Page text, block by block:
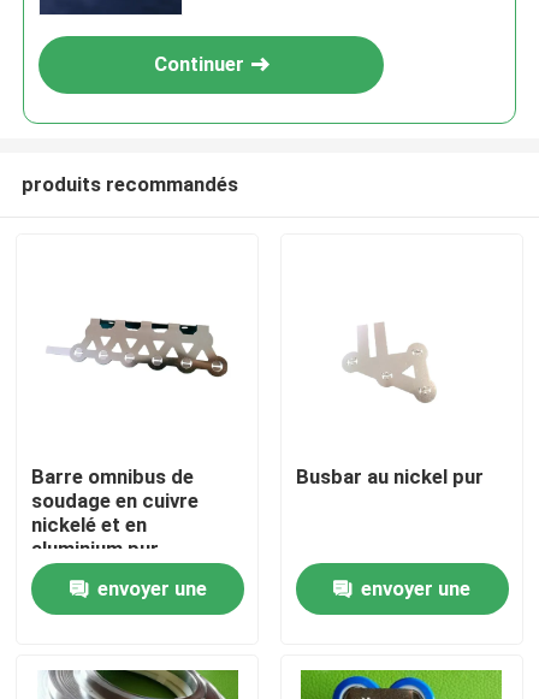
Maison
Produits
Au sujet de nous
Continuer
produits recommandés
Barre omnibus de
soudage en cuivre
nickelé et en
aluminium pur
envoyer une
Busbar au nickel pur
envoyer une